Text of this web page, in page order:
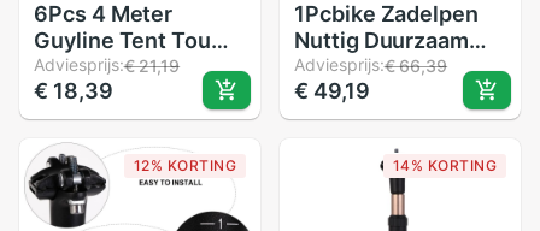
6Pcs 4 Meter
Guyline Tent Touw
Reflecterende Touw
Tent Cord Met 2-
Eye Touw Spanners
Voor Camping
Wandelen
backpacken (Groen)
Adviesprijs:€ 21,19
€ 18,39
1Pcbike Zadelpen
Nuttig Duurzaam
Eenvoudige
Praktische
Schokabsorptie
Fiets Zadelpen
Fiets Accessoires
Fiets Seat Tube
Voor Volwassenen
Adviesprijs:€ 66,39
€ 49,19
12% KORTING 14% KORTING